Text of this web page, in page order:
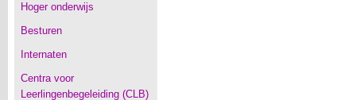
Hoger onderwijs
Besturen
Internaten
Centra voor
Leerlingenbegeleiding (CLB)